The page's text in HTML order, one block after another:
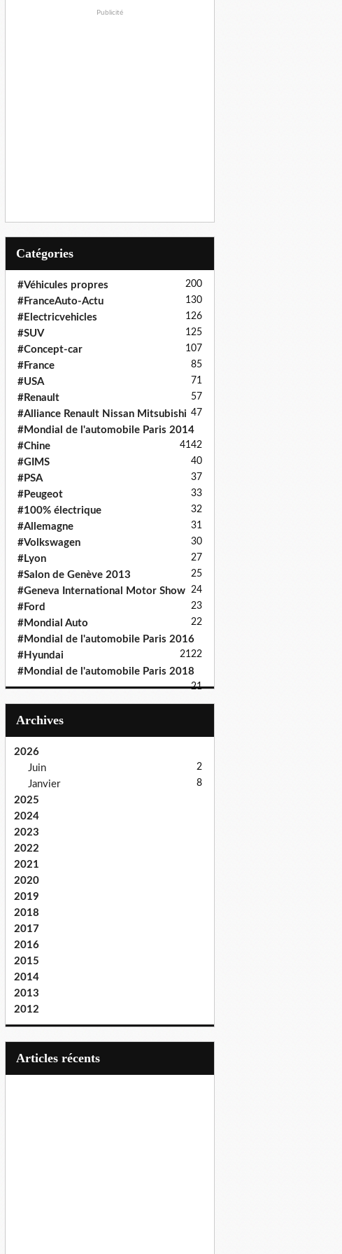
Publicité
Catégories
#Véhicules propres 200
#FranceAuto-Actu 130
#Electricvehicles 126
#SUV 125
#Concept-car 107
#France 85
#USA 71
#Renault 57
#Alliance Renault Nissan Mitsubishi 47
#Mondial de l'automobile Paris 2014
42
#Chine 41
#GIMS 40
#PSA 37
#Peugeot 33
#100% électrique 32
#Allemagne 31
#Volkswagen 30
#Lyon 27
#Salon de Genève 2013 25
#Geneva International Motor Show 24
#Ford 23
#Mondial Auto 22
#Mondial de l'automobile Paris 2016
22
#Hyundai 21
#Mondial de l'automobile Paris 2018
21
Archives
2026
Juin
2
Janvier 8
2025
2024
2023
2022
2021
2020
2019
2018
2017
2016
2015
2014
2013
2012
articles récents